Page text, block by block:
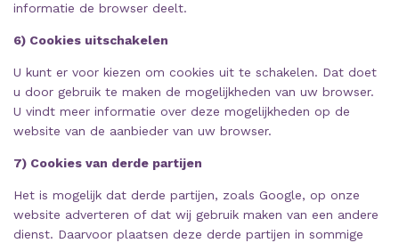
informatie de browser deelt.
6) Cookies uitschakelen
U kunt er voor kiezen om cookies uit te schakelen. Dat doet
u door gebruik te maken de mogelijkheden van uw browser.
U vindt meer informatie over deze mogelijkheden op de
website van de aanbieder van uw browser.
7) Cookies van derde partijen
Het is mogelijk dat derde partijen, zoals Google, op onze
website adverteren of dat wij gebruik maken van een andere
dienst. Daarvoor plaatsen deze derde partijen in sommige